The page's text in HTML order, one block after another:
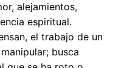
alejamientos,
espiritual.
el trabajo de un
busca